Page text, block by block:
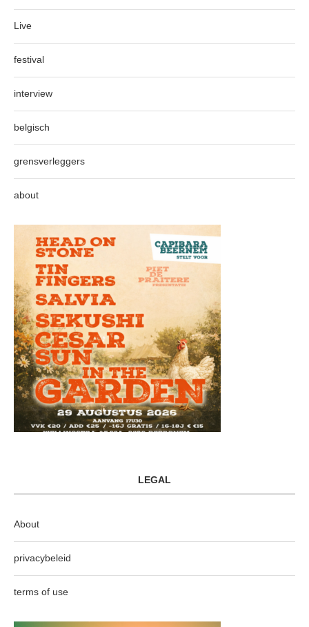
Live
festival
interview
belgisch
grensverleggers
about
LEGAL
About
privacybeleid
terms of use